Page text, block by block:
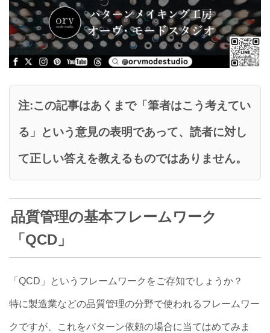
注:この記事はあくまで「筆者はこう考えてい
る」という意見の表明であって、読者に対し
て正しい答えを教えるものではありません。
品質管理の基本フレームワーク
「QCD」
「QCD」というフレームワークをご存知でしょうか？
特に製造業などの品質管理の分野で使われるフレームワー
クですが、これをパターン依頼の場合に当てはめてみま